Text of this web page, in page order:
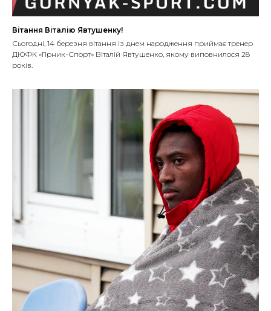
Вітання Віталію Явтушенку!
Сьогодні, 14 березня вітання із днем народження приймає тренер
ДЮФК «Гірник-Спорт» Віталій Явтушенко, якому виповнилося 28
років.